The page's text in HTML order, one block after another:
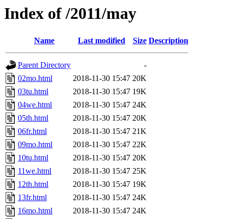
Index of /2011/may
Name Last modified Size Description
Parent Directory
-
02mo.html
2018-11-30 15:47 20K
03tu.html
2018-11-30 15:47 19K
04we.html
2018-11-30 15:47 24K
05th.html
2018-11-30 15:47 20K
06fr.html
2018-11-30 15:47 21K
09mo.html
2018-11-30 15:47 22K
10tu.html
2018-11-30 15:47 20K
11we.html
2018-11-30 15:47 25K
12th.html
2018-11-30 15:47 19K
13fr.html
2018-11-30 15:47 24K
16mo.html
2018-11-30 15:47 24K